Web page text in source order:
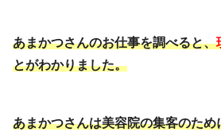
あまかつさんのお仕事を調べると、
とがわかりました。
あまかつさんは美容院の集客のた